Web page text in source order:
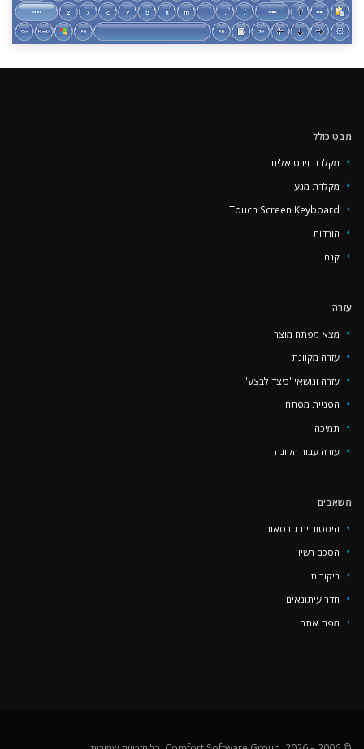
‏‏מבט כולל
מקלדת וירטואלית
מקלדת מגע
Touch Screen Keyboard
הורדות
קנה
עזרה
מצא מפתח מוצר
עזרה מקוונת
עזרה ונושאי 'כיצד לבצע'
הפניית מפתח
‏‏תמיכה
עזרה עבור הקונה
משאבים
היסטוריית גירסאות
הסכם רשיון
ביקורות
חדר עיתונאים
מפת אתר